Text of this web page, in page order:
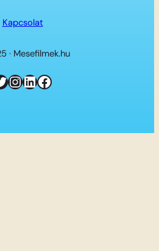
Kapcsolat
· Mesefilmek.hu
Instagram
LinkedIn
Facebook